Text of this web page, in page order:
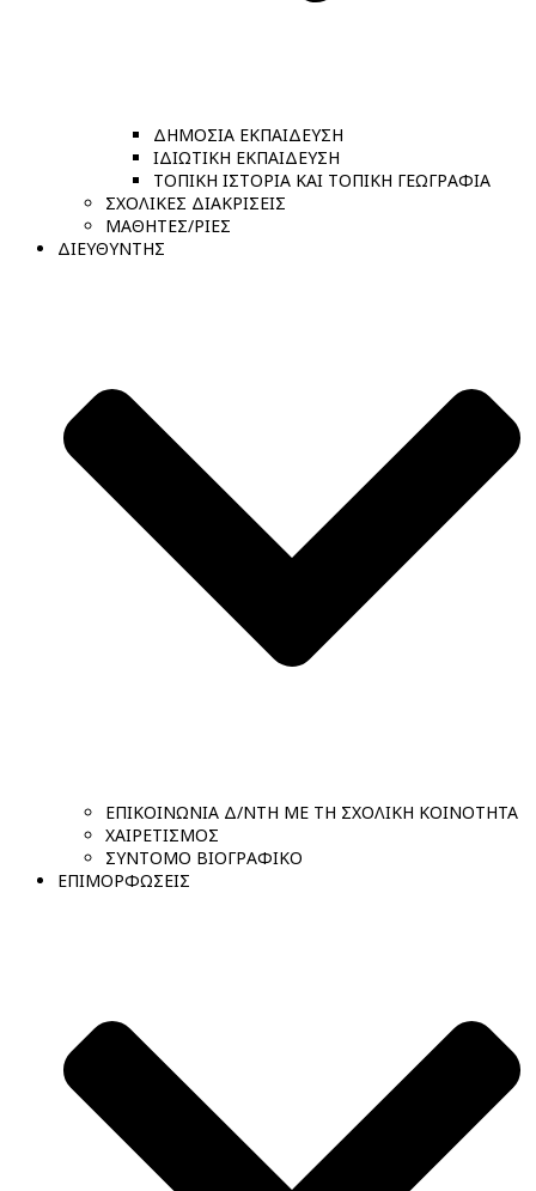
ΔΗΜΟΣΙΑ ΕΚΠΑΙΔΕΥΣΗ
ΙΔΙΩΤΙΚΗ ΕΚΠΑΙΔΕΥΣΗ
ΤΟΠΙΚΗ ΙΣΤΟΡΙΑ ΚΑΙ ΤΟΠΙΚΗ ΓΕΩΓΡΑΦΙΑ
ΣΧΟΛΙΚΕΣ ΔΙΑΚΡΙΣΕΙΣ
ΜΑΘΗΤΕΣ/ΡΙΕΣ
ΔΙΕΥΘΥΝΤΗΣ
ΕΠΙΚΟΙΝΩΝΙΑ Δ/ΝΤΗ ΜΕ ΤΗ ΣΧΟΛΙΚΗ ΚΟΙΝΟΤΗΤΑ
ΧΑΙΡΕΤΙΣΜΟΣ
ΣΥΝΤΟΜΟ ΒΙΟΓΡΑΦΙΚΟ
ΕΠΙΜΟΡΦΩΣΕΙΣ